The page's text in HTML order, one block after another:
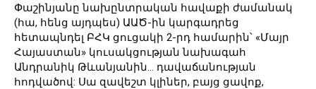
Փաշինյանը նախընտրական հավաքի ժամանակ
(հա, հենց այդպես) ԱԱԾ-ին կարգադրեց
հետապնդել ԲՀԿ ցուցակի 2-րդ համարին՝ «Մայր
Հայաստան» կուսակցության նախագահ
Անդրանիկ Թևանյանին… դավաճանության
հոդվածով: Սա զավեշտ կլիներ, բայց ցավոք,